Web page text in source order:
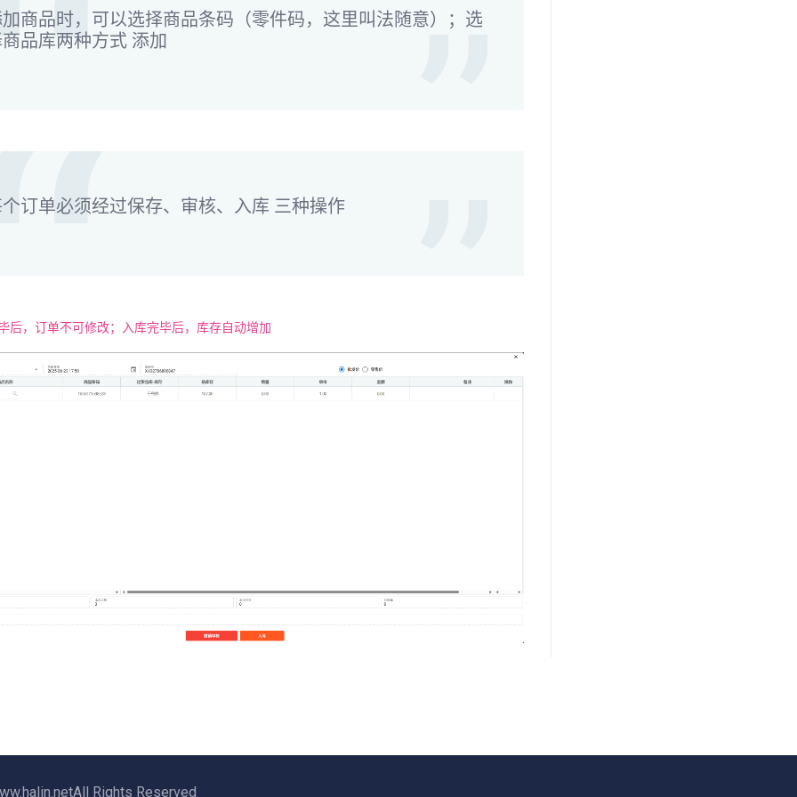
商品时，可以选择商品条码（零件码，这里叫法随意）；选
品库两种方式 添加
订单必须经过保存、审核、入库 三种操作
后，订单不可修改；入库完毕后，库存自动增加
Rights Reserved